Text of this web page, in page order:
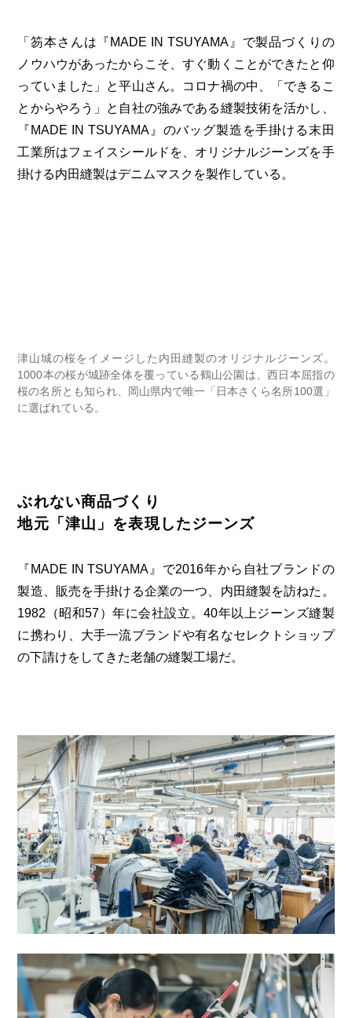
「笏本さんは『MADE IN TSUYAMA』で製品づくりの
ノウハウがあったからこそ、すぐ動くことができたと仰
っていました」と平山さん。コロナ禍の中、「できるこ
とからやろう」と自社の強みである縫製技術を活かし、
『MADE IN TSUYAMA』のバッグ製造を手掛ける末田
工業所はフェイスシールドを、オリジナルジーンズを手
掛ける内田縫製はデニムマスクを製作している。
津山城の桜をイメージした内田縫製のオリジナルジーンズ。
1000本の桜が城跡全体を覆っている鶴山公園は、西日本屈指の
桜の名所とも知られ、岡山県内で唯一「日本さくら名所100選」
に選ばれている。
ぶれない商品づくり
地元「津山」を表現したジーンズ
『MADE IN TSUYAMA』で2016年から自社ブランドの
製造、販売を手掛ける企業の一つ、内田縫製を訪ねた。
1982（昭和57）年に会社設立。40年以上ジーンズ縫製
に携わり、大手一流ブランドや有名なセレクトショップ
の下請けをしてきた老舗の縫製工場だ。